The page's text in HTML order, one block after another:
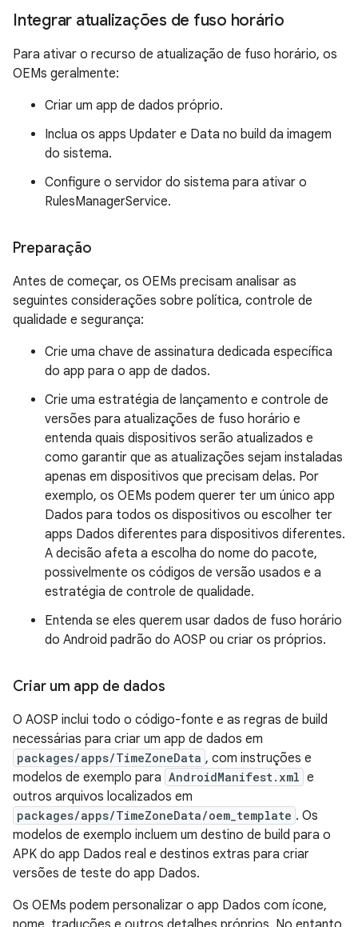
Integrar atualizações de fuso horário
Para ativar o recurso de atualização de fuso horário, os
OEMs geralmente:
Criar um app de dados próprio.
Inclua os apps Updater e Data no build da imagem
do sistema.
Configure o servidor do sistema para ativar o
RulesManagerService.
Preparação
Antes de começar, os OEMs precisam analisar as
seguintes considerações sobre política, controle de
qualidade e segurança:
Crie uma chave de assinatura dedicada específica
do app para o app de dados.
Crie uma estratégia de lançamento e controle de
versões para atualizações de fuso horário e
entenda quais dispositivos serão atualizados e
como garantir que as atualizações sejam instaladas
apenas em dispositivos que precisam delas. Por
exemplo, os OEMs podem querer ter um único app
Dados para todos os dispositivos ou escolher ter
apps Dados diferentes para dispositivos diferentes.
A decisão afeta a escolha do nome do pacote,
possivelmente os códigos de versão usados e a
estratégia de controle de qualidade.
Entenda se eles querem usar dados de fuso horário
do Android padrão do AOSP ou criar os próprios.
Criar um app de dados
O AOSP inclui todo o código-fonte e as regras de build
necessárias para criar um app de dados em
packages/apps/TimeZoneData , com instruções e
modelos de exemplo para AndroidManifest.xml e
outros arquivos localizados em
packages/apps/TimeZoneData/oem_template . Os
modelos de exemplo incluem um destino de build para o
APK do app Dados real e destinos extras para criar
versões de teste do app Dados.
Os OEMs podem personalizar o app Dados com ícone,